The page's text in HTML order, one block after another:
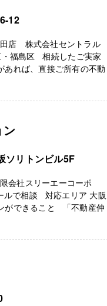
12
店 株式会社セントラル
福島区 相続したご実家
れば、直接ご所有の不動
ソリトンビル5F
会社スリーエーコーポ
で相談 対応エリア 大阪
ができること 「不動産仲